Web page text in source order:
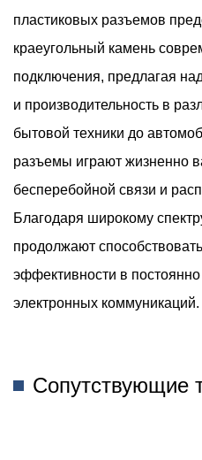
пластиковых разъемов
краеугольный камень
подключения, предлагая
и производительность в
бытовой техники до
разъемы играют жизненно
бесперебойной связи и
Благодаря широкому
продолжают
эффективности в
электронных коммуникаций.
Сопутствующие